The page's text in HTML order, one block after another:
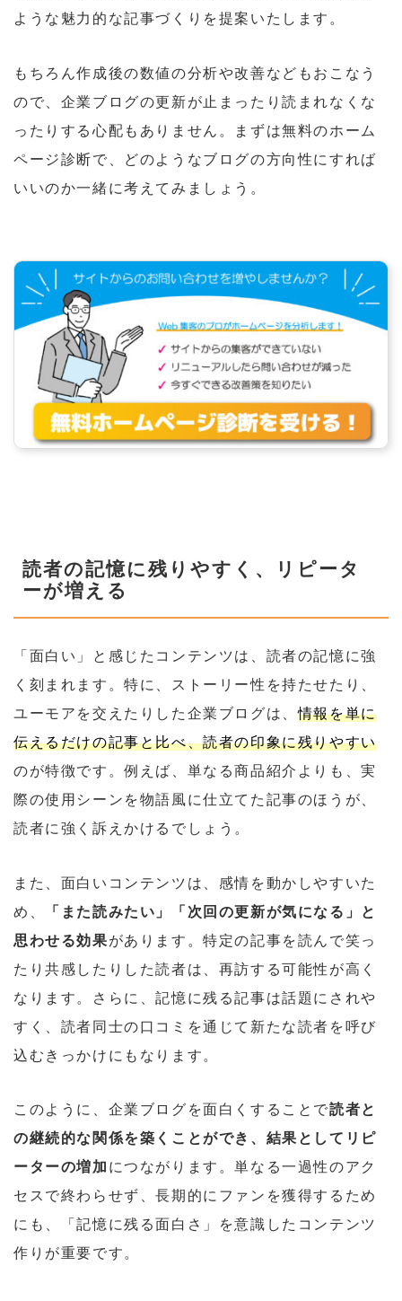
ような魅力的な記事づくりを提案いたします。
もちろん作成後の数値の分析や改善などもおこなう
ので、企業ブログの更新が止まったり読まれなくな
ったりする心配もありません。まずは無料のホーム
ページ診断で、どのようなブログの方向性にすれば
いいのか一緒に考えてみましょう。
読者の記憶に残りやすく、リピータ
ーが増える
「面白い」と感じたコンテンツは、読者の記憶に強
く刻まれます。特に、ストーリー性を持たせたり、
ユーモアを交えたりした企業ブログは、情報を単に
伝えるだけの記事と比べ、読者の印象に残りやすい
のが特徴です。例えば、単なる商品紹介よりも、実
際の使用シーンを物語風に仕立てた記事のほうが、
読者に強く訴えかけるでしょう。
また、面白いコンテンツは、感情を動かしやすいた
め、
「また読みたい」「次回の更新が気になる」と
思わせる効果があります。特定の記事を読んで笑っ
たり共感したりした読者は、再訪する可能性が高く
なります。さらに、記憶に残る記事は話題にされや
すく、読者同士の口コミを通じて新たな読者を呼び
込むきっかけにもなります。
このように、企業ブログを面白くすることで読者と
の継続的な関係を築くことができ、結果としてリピ
ーターの増加 につながります。単なる一過性のアク
セスで終わらせず、長期的にファンを獲得するため
にも、「記憶に残る面白さ」を意識したコンテンツ
作りが重要です。